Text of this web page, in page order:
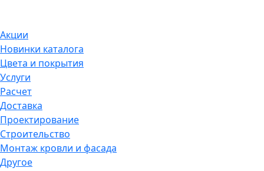
Акции
Новинки каталога
Цвета и покрытия
Услуги
Расчет
Доставка
Проектирование
Строительство
Монтаж кровли и фасада
Другое